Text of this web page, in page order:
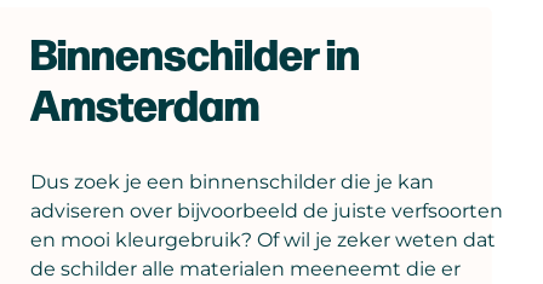
Binnenschilder in
Amsterdam
Dus zoek je een binnenschilder die je kan
adviseren over bijvoorbeeld de juiste verfsoorten
en mooi kleurgebruik? Of wil je zeker weten dat
de schilder alle materialen meeneemt die er